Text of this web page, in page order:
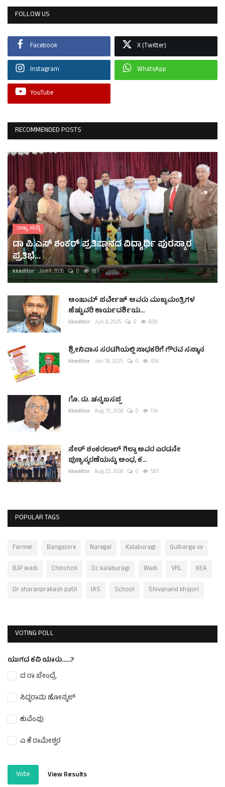
FOLLOW US
Facebook X (Twitter)
Instagram WhatsApp
YouTube
RECOMMENDED POSTS
ರಾಜ್ಯ ಸುದ್ದಿ
ಡಾ ಪಿ.ಎಸ್ ಶಂಕರ್ ಪ್ರತಿಷ್ಠಾನದ ವಿದ್ಯಾರ್ಥಿ ಪುರಸ್ಕಾರ
ಪ್ರತಿಭೆ...
kkeditor Jan 1, 2026 0 187
ಅಂಜುಮ್ ಪರ್ವೇಜ್ ಅವರು ಮುಖ್ಯಮಂತ್ರಿಗಳ
ಹೆಚ್ಚುವರಿ ಕಾರ್ಯದರ್ಶಿಯ...
kkeditor Jun 4, 2025 0 608
ಶ್ರೀನಿವಾಸ ಸರಡಗಿಯಲ್ಲಿ ಸಾಧಕರಿಗೆ ಗೌರವ ಸನ್ಮಾನ
kkeditor Jan 18, 2025 0 436
ಗೊ. ರು. ಚನ್ನಬಸಪ್ಪ
kkeditor Aug 31, 2024 0 1.1k
ಸೇಠ್ ಶಂಕರಲಾಲ್ ಗಿಲ್ಡಾ ಅವರ ಎರಡನೇ
ಪುಣ್ಯಸ್ಮರಣೆಯನ್ನು ಅಂಧ, ಕ...
kkeditor Aug 23, 2024 0 547
POPULAR TAGS
Farmer Bangalore Naregal Kalaburagi
Gulbarga vv
BJP wadi
Chincholi Dc kalaburagi Wadi VRL
KEA
Dr sharanprakash patil
IAS School Shivanand khajuri
VOTING POLL
ಯುಗದ ಕವಿ ಯಾರು......?
ದ ರಾ ಬೇಂದ್ರೆ
ಸಿದ್ದರಾಮ ಹೋನ್ಕಲ್
ಕುವೆಂಪು
ಎ ಕೆ ರಾಮೇಶ್ವರ
Vote View Results